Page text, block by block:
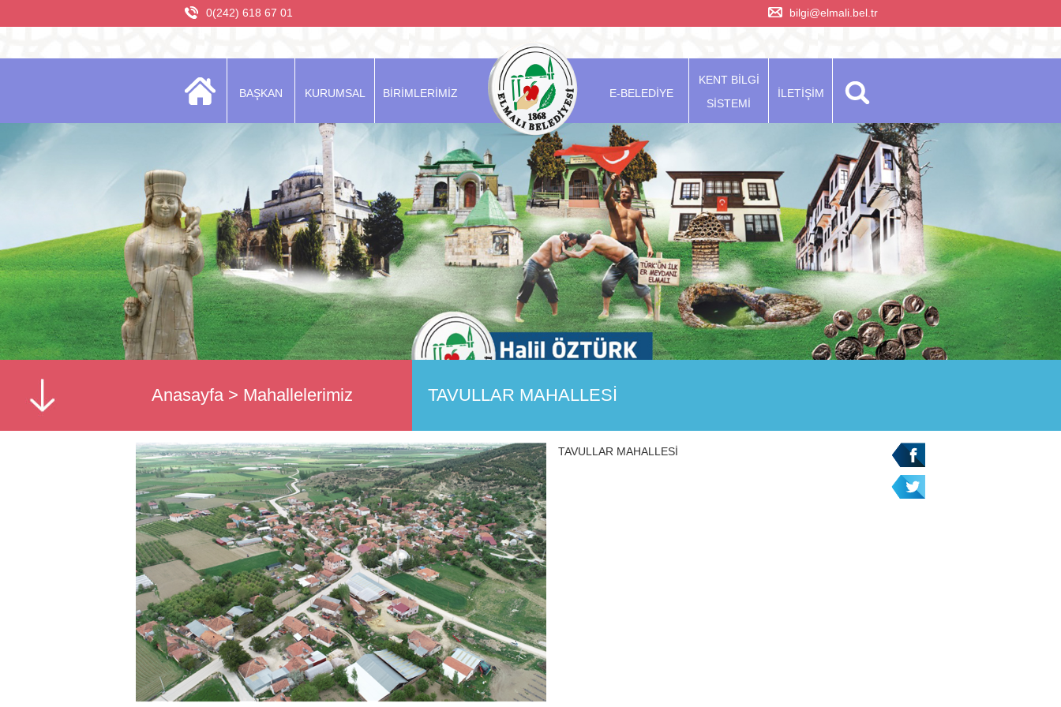
0(242) 618 67 01 bilgi@elmali.bel.tr
BAŞKAN KURUMSAL BİRİMLERİMİZ E-BELEDİYE
KENT BİLGİ
SİSTEMİ
İLETİŞİM
Anasayfa> Mahallelerimiz TAVULLAR MAHALLESİ
TAVULLAR MAHALLESİ